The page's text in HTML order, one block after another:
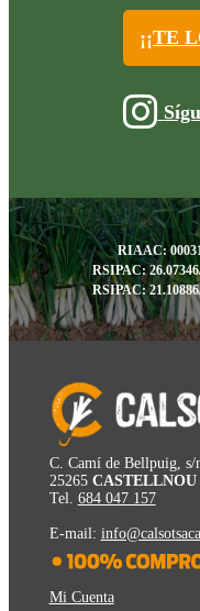
¡¡TE
RIAAC:
RSIPAC:
RSIPAC:
C. Camí de Bellpuig, s/
25265 CASTELLNOU
Tel. 684 047 157
E-mail:
Mi Cuenta